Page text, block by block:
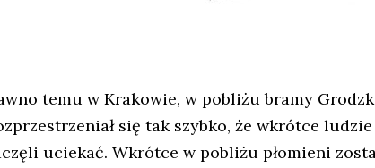
temu w Krakowie, w pobliżu bramy
się tak szybko, że wkrótce
uciekać. Wkrótce w pobliżu płomieni